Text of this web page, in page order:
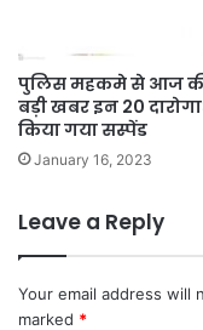
पुलिस महकमे से आज
बड़ी खबर इन 20
किया गया सस्पेंड
January 16, 2023
Leave a Reply
Your email address will
marked *